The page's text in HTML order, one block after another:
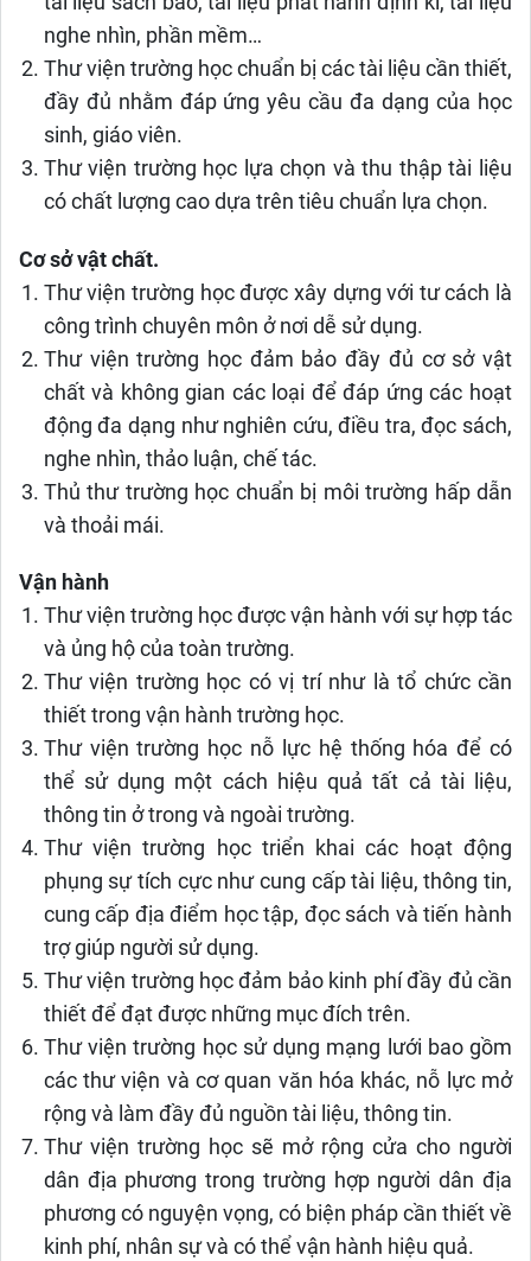
nghe nhìn, phần mềm…
Thư viện trường học chuẩn bị các tài liệu cần thiết,
đầy đủ nhằm đáp ứng yêu cầu đa dạng của học
sinh, giáo viên.
Thư viện trường học lựa chọn và thu thập tài liệu
có chất lượng cao dựa trên tiêu chuẩn lựa chọn.
Cơ sở vật chất.
Thư viện trường học được xây dựng với tư cách là
công trình chuyên môn ở nơi dễ sử dụng.
Thư viện trường học đảm bảo đầy đủ cơ sở vật
chất và không gian các loại để đáp ứng các hoạt
động đa dạng như nghiên cứu, điều tra, đọc sách,
nghe nhìn, thảo luận, chế tác.
Thủ thư trường học chuẩn bị môi trường hấp dẫn
và thoải mái.
Vận hành
Thư viện trường học được vận hành với sự hợp tác
và ủng hộ của toàn trường.
Thư viện trường học có vị trí như là tổ chức cần
thiết trong vận hành trường học.
Thư viện trường học nỗ lực hệ thống hóa để có
thể sử dụng một cách hiệu quả tất cả tài liệu,
thông tin ở trong và ngoài trường.
Thư viện trường học triển khai các hoạt động
phụng sự tích cực như cung cấp tài liệu, thông tin,
cung cấp địa điểm học tập, đọc sách và tiến hành
trợ giúp người sử dụng.
Thư viện trường học đảm bảo kinh phí đầy đủ cần
thiết để đạt được những mục đích trên.
Thư viện trường học sử dụng mạng lưới bao gồm
các thư viện và cơ quan văn hóa khác, nỗ lực mở
rộng và làm đầy đủ nguồn tài liệu, thông tin.
Thư viện trường học sẽ mở rộng cửa cho người
dân địa phương trong trường hợp người dân địa
phương có nguyện vọng, có biện pháp cần thiết về
kinh phí, nhân sự và có thể vận hành hiệu quả.